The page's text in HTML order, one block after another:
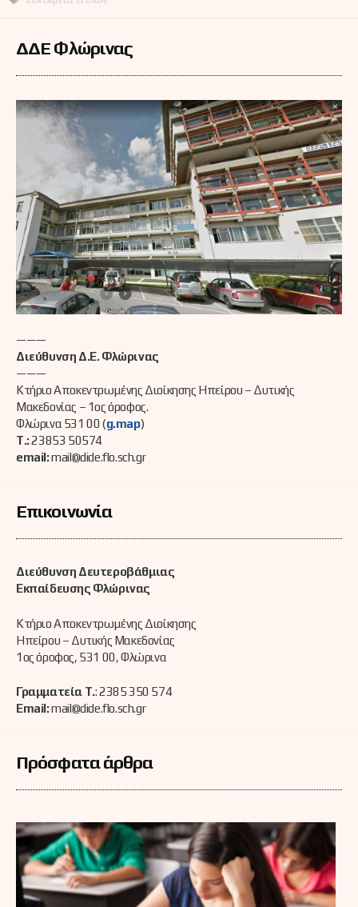
ΔΔΕ Φλώρινας
———
Διεύθυνση Δ.Ε. Φλώρινας
———
Κτήριο Αποκεντρωμένης Διοίκησης Ηπείρου – Δυτικής
Μακεδονίας – 1ος όροφος.
Φλώρινα 531 00 (g.map)
Τ.:23853 50574
email:mail@dide.flo.sch.gr
Επικοινωνία
Διεύθυνση Δευτεροβάθμιας
Εκπαίδευσης Φλώρινας
Κτήριο Αποκεντρωμένης Διοίκησης
Ηπείρου – Δυτικής Μακεδονίας
1ος όροφος, 531 00, Φλώρινα
Γραμματεία Τ.: 2385 350 574
Email:mail@dide.flo.sch.gr
Πρόσφατα άρθρα